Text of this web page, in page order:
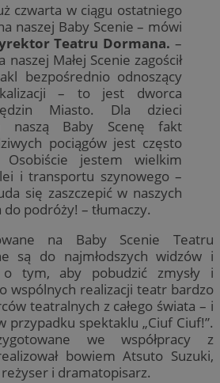
czwarta w ciągu ostatniego
naszej Baby Scenie – mówi
Teatru Dormana. –
naszej Małej Scenie zagościł
bezpośrednio odnoszący
– to jest dworca
Miasto. Dla dzieci
naszą Baby Scenę fakt
pociągów jest często
Osobiście jestem wielkim
i transportu szynowego –
się zaszczepić w naszych
podróży! – tłumaczy.
na Baby Scenie Teatru
są do najmłodszych widzów i
tym, aby pobudzić zmysły i
wspólnych realizacji teatr bardzo
teatralnych z całego świata – i
przypadku spektaklu „Ciuf Ciuf!”.
we współpracy z
bowiem Atsuto Suzuki,
i dramatopisarz.